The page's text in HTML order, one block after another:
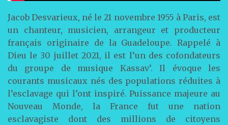
Jacob Desvarieux, né le 21 novembre 1955 à Paris, est
un chanteur, musicien, arrangeur et producteur
français originaire de la Guadeloupe. Rappelé à
Dieu le 30 juillet 2021, il est l’un des cofondateurs
du groupe de musique Kassav’. Il évoque les
courants musicaux nés des populations réduites à
l’esclavage qui l’ont inspiré. Puissance majeure au
Nouveau Monde, la France fut une nation
esclavagiste dont des millions de citoyens